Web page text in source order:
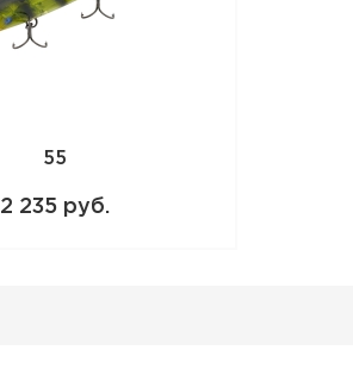
55
2 235 руб.